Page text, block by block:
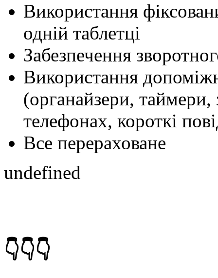
Використання
одній таблетці
Забезпечення
Використання
(органайзери,
телефонах, короткі
Все перераховане
undefined
👇👇👇